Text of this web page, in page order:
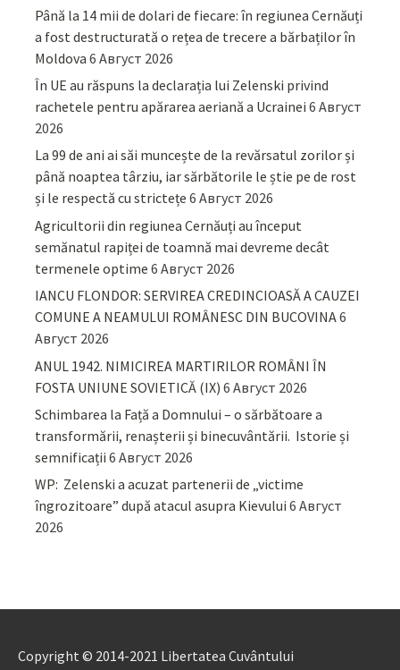
Până la 14 mii de dolari de fiecare: în regiunea Cernăuți
a fost destructurată o rețea de trecere a bărbaților în
Moldova 6 Август 2026
În UE au răspuns la declarația lui Zelenski privind
rachetele pentru apărarea aeriană a Ucrainei 6 Август
2026
La 99 de ani ai săi muncește de la revărsatul zorilor și
până noaptea târziu, iar sărbătorile le știe pe de rost
și le respectă cu strictețe 6 Август 2026
Agricultorii din regiunea Cernăuți au început
semănatul rapiței de toamnă mai devreme decât
termenele optime 6 Август 2026
IANCU FLONDOR: SERVIREA CREDINCIOASĂ A CAUZEI
COMUNE A NEAMULUI ROMÂNESC DIN BUCOVINA6
Август 2026
ANUL 1942. NIMICIREA MARTIRILOR ROMÂNI ÎN
FOSTA UNIUNE SOVIETICĂ (IX) 6 Август 2026
Schimbarea la Față a Domnului – o sărbătoare a
transformării, renașterii și binecuvântării. Istorie și
semnificații 6 Август 2026
WP: Zelenski a acuzat partenerii de „victime
îngrozitoare” după atacul asupra Kievului 6 Август
2026
Copyright © 2014-2021 Libertatea Cuvântului